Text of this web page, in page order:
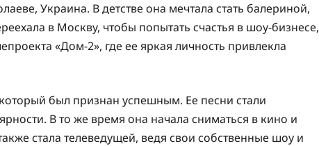
Украина. В детстве она мечтала стать балериной,
в Москву, чтобы попытать счастья в шоу-бизнесе,
«Дом-2», где ее яркая личность привлекла
был признан успешным. Ее песни стали
В то же время она начала сниматься в кино и
стала телеведущей, ведя свои собственные шоу и